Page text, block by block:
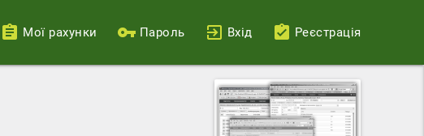
Мої рахунки Пароль Вхід Реєстрація